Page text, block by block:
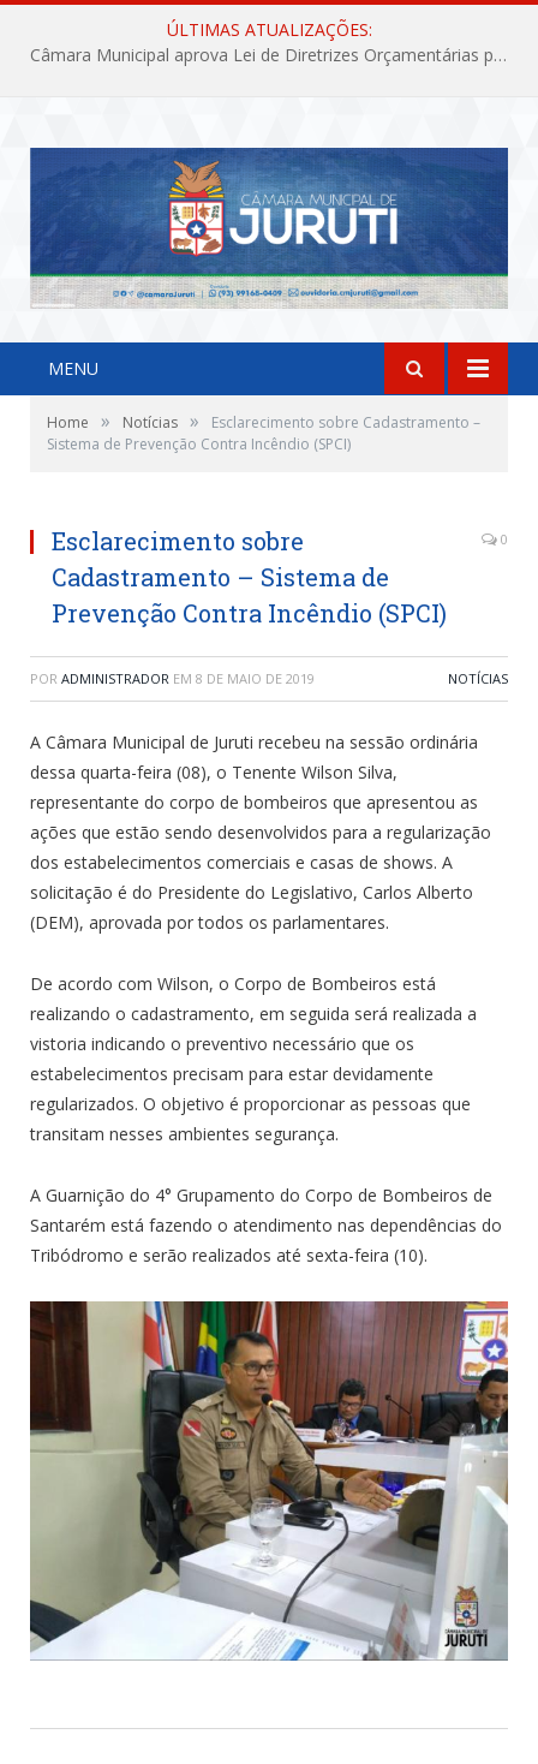
ÚLTIMAS ATUALIZAÇÕES:
Câmara Municipal aprova Lei de Diretrizes Orçamentárias para o exercício financeiro de 2027
MENU
Home » Notícias »
Esclarecimento sobre Cadastramento –
Sistema de Prevenção Contra Incêndio (SPCI)
Esclarecimento sobre
Cadastramento – Sistema de
Prevenção Contra Incêndio (SPCI)
0
POR ADMINISTRADOR EM 8 DE MAIO DE 2019 NOTÍCIAS
A Câmara Municipal de Juruti recebeu na sessão ordinária
dessa quarta-feira (08), o Tenente Wilson Silva,
representante do corpo de bombeiros que apresentou as
ações que estão sendo desenvolvidos para a regularização
dos estabelecimentos comerciais e casas de shows. A
solicitação é do Presidente do Legislativo, Carlos Alberto
(DEM), aprovada por todos os parlamentares.
De acordo com Wilson, o Corpo de Bombeiros está
realizando o cadastramento, em seguida será realizada a
vistoria indicando o preventivo necessário que os
estabelecimentos precisam para estar devidamente
regularizados. O objetivo é proporcionar as pessoas que
transitam nesses ambientes segurança.
A Guarnição do 4° Grupamento do Corpo de Bombeiros de
Santarém está fazendo o atendimento nas dependências do
Tribódromo e serão realizados até sexta-feira (10).